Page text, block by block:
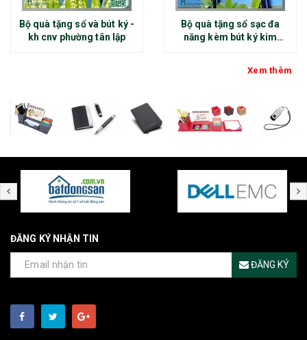
Bộ quà tặng sổ và bút ký -
kh cnv phường tân lập
Bộ quà tặng sổ sạc đa
năng kèm bút ký kim
Xem thêm
ĐĂNG KÝ NHẬN TIN
ĐĂNG KÝ